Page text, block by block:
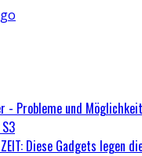
- Probleme und
Diese Gadgets legen